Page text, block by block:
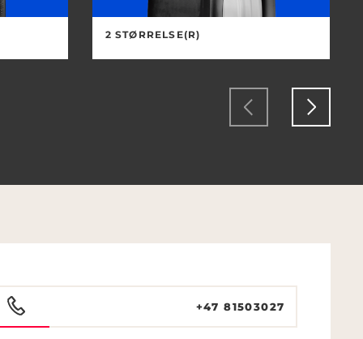
2 STØRRELSE(R)
+47 81503027